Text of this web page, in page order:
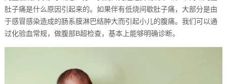
肚子痛是什么原因引起来的。如果伴有低烧间歇肚子痛，大部分是由
于感冒感染造成的肠系膜淋巴结肿大而引起小儿的腹痛。我们可以通
过化验血常规，做腹部B超检查，基本上能够明确诊断。